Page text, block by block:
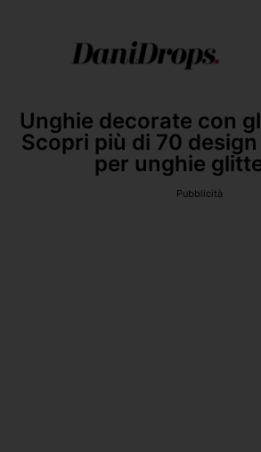
Unghie decorate con
Scopri più di 70
per unghie
Pubblicità